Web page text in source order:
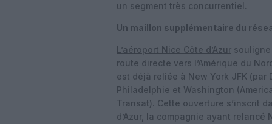
un segment très concurrentiel.
Un maillon supplémentaire du
L’aéroport Nice Côte d’Azur
route directe vers l’Amérique du
est déjà reliée à New York JFK (par
Philadelphie et Washington
Transat). Cette ouverture s’inscrit
d’Azur, la compagnie ayant